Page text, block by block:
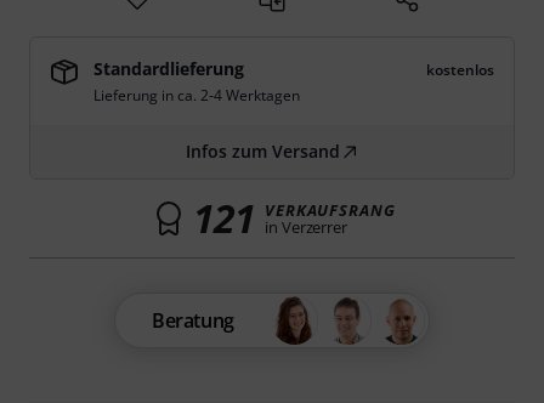
Standardlieferung
kostenlos
Lieferung in ca. 2-4 Werktagen
Infos zum Versand
121 VERKAUFSRANG
in Verzerrer
Beratung